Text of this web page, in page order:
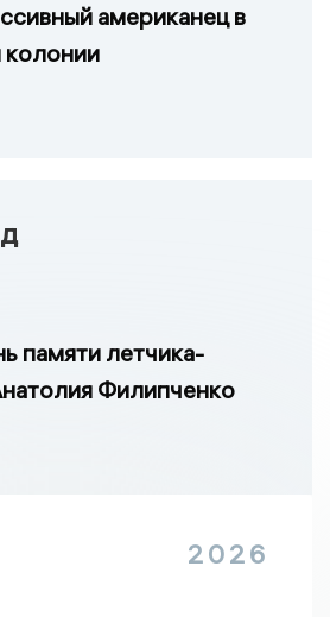
американец в
памяти летчика-
Филипченко
2026